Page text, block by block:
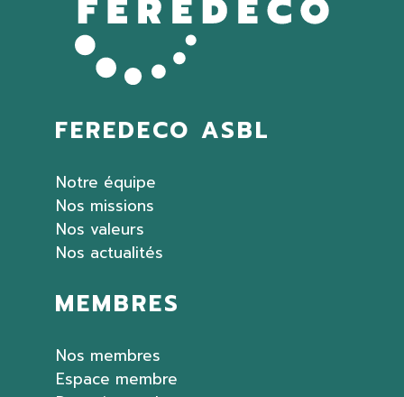
FEREDECO ASBL
Notre équipe
Nos missions
Nos valeurs
Nos actualités
MEMBRES
Nos membres
Espace membre